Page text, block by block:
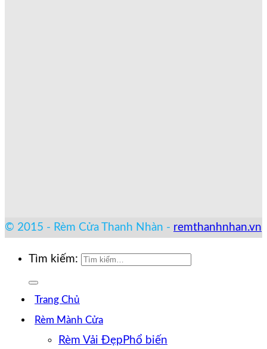
© 2015 - Rèm Cửa Thanh Nhàn - remthanhnhan.vn
Tìm kiếm:
Trang Chủ
Rèm Mành Cửa
Rèm Vải Đẹp